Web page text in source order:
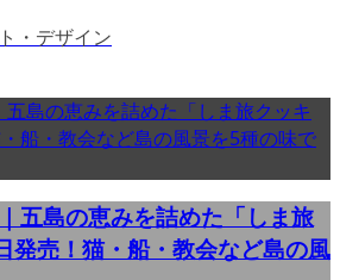
・デザイン
五島の恵みを詰めた「しま旅
発売！猫・船・教会など島の風